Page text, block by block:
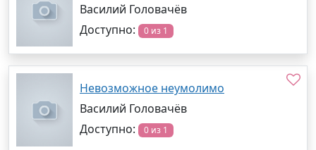
Василий Головачёв
Доступно:
0 из 1
Невозможное неумолимо
Василий Головачёв
Доступно:
0 из 1